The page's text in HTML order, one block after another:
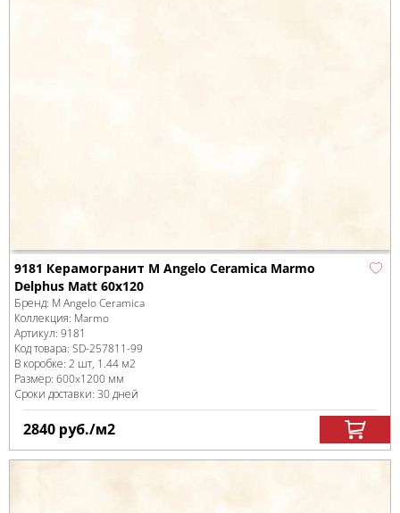
9181 Керамогранит M Angelo Ceramica Marmo
Delphus Matt 60x120
Бренд: M Angelo Ceramica
Коллекция: Marmo
Артикул: 9181
Код товара: SD-257811-99
В коробке: 2 шт, 1.44 м2
Размер: 600x1200 мм
Сроки доставки: 30 дней
2840 руб./м2